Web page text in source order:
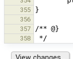
355
356
357
358